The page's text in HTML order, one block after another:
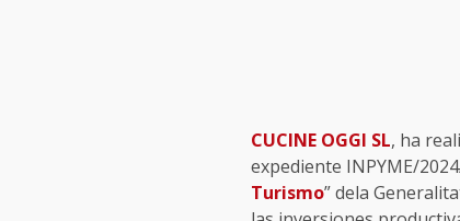
CUCINE OGGI SL, ha
expediente INPYME/
Turismo” dela